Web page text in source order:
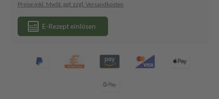
Preise inkl. MwSt. ggf. zzgl. Versandkosten
E-Rezept einlösen